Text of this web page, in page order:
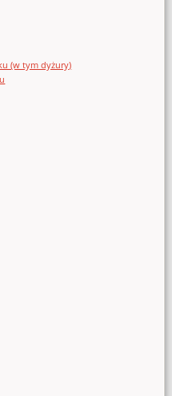
(w tym dyżury)